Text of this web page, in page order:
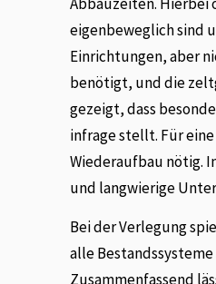
eigenbeweglich sind
Einrichtungen, aber
benötigt, und die
gezeigt, dass
infrage stellt. Für
Wiederaufbau nötig.
und langwierige
Bei der Verlegung
alle
Zusammenfassend